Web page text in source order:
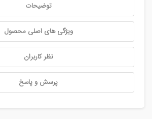
توضیحات
ویژگی های اصلی محصول
نظر کاربران
پرسش و پاسخ